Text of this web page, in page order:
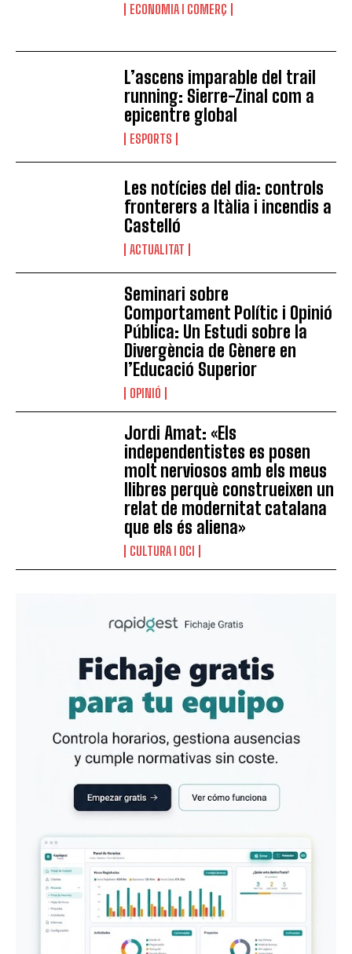
ECONOMIA I COMERÇ
L’ascens imparable del trail
running: Sierre-Zinal com a
epicentre global
ESPORTS
Les notícies del dia: controls
fronterers a Itàlia i incendis a
Castelló
ACTUALITAT
Seminari sobre
Comportament Polític i Opinió
Pública: Un Estudi sobre la
Divergència de Gènere en
l’Educació Superior
OPINIÓ
Jordi Amat: «Els
independentistes es posen
molt nerviosos amb els meus
llibres perquè construeixen un
relat de modernitat catalana
que els és aliena»
CULTURA I OCI